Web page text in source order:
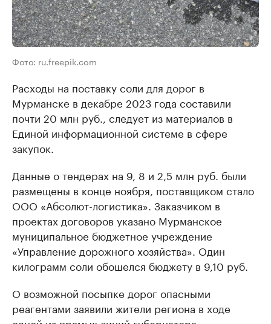
Фото: ru.freepik.com
Расходы на поставку соли для дорог в
Мурманске в декабре 2023 года составили
почти 20 млн руб., следует из материалов в
Единой информационной системе в сфере
закупок.
Данные о тендерах на 9, 8 и 2,5 млн руб. были
размещены в конце ноября, поставщиком стало
ООО «Абсолют-логистика». Заказчиком в
проектах договоров указано Мурманское
муниципальное бюджетное учреждение
«Управление дорожного хозяйства». Один
килограмм соли обошелся бюджету в 9,10 руб.
О возможной посыпке дорог опасными
реагентами заявили жители региона в ходе